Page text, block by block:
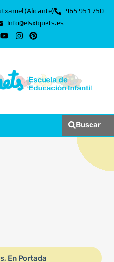
(Alicante)
965 951 750
info@elsxiquets.es
Buscar
, En Portada